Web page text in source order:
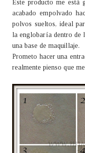
Este producto me está
acabado empolvado
polvos sueltos, ideal
la englobaría dentro de
una base de maquillaje.
Prometo hacer una
realmente pienso que